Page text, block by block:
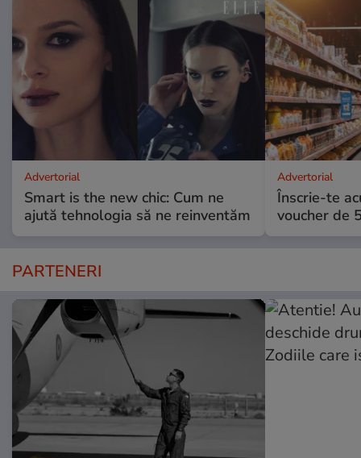
Advertorial
Smart is the new chic: Cum ne
ajută tehnologia să ne reinventăm
Advertorial
Înscrie-te
voucher de
PARTENERI